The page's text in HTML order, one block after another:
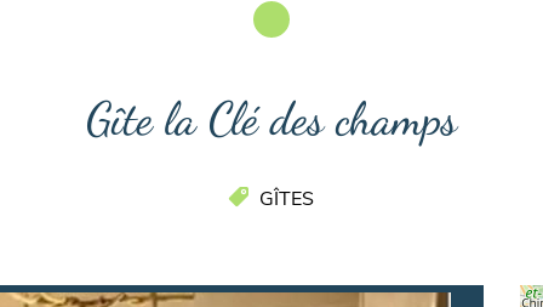
Gîte la Clé des champs
GÎTES